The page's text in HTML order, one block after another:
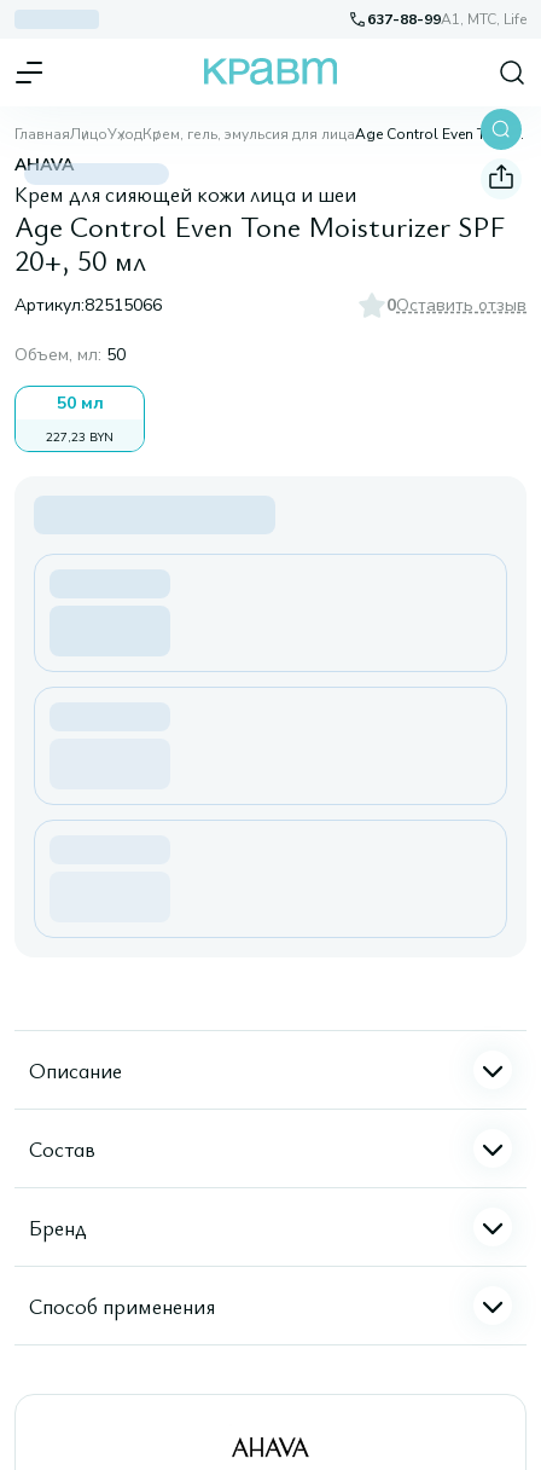
637-88-99A1, МТС, Life
ГлавнаяЛицоУходКрем, гель, эмульсия для лица Age Control Even Tone Moisturizer SPF 20+, 50 мл
AHAVA
Крем для сияющей кожи лица и шеи
Age Control Even Tone Moisturizer SPF
20+, 50 мл
Артикул:82515066 0Оставить отзыв
Объем, мл: 50
50 мл
227,23 BYN
Описание
Состав
Бренд
Способ применения